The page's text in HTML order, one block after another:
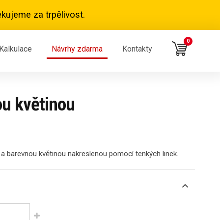
za trpělivost.
Návrhy zdarma Kontakty
0
květinou
barevnou květinou nakreslenou pomocí tenkých linek.